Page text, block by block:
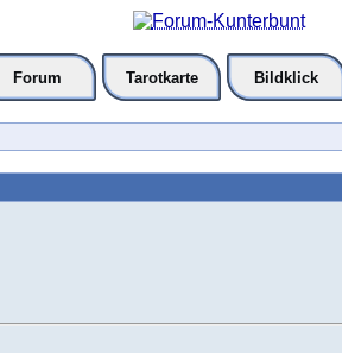
Forum Tarotkarte Bildklick